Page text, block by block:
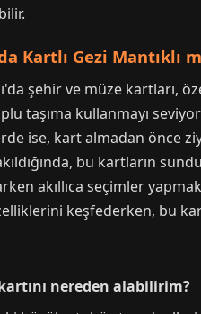
Kartlı Gezi Mantıklı
şehir ve müze
taşıma kullanmayı
ise, kart almadan önce
bu kartların
akıllıca seçimler
keşfederken, bu
nereden alabilirim?